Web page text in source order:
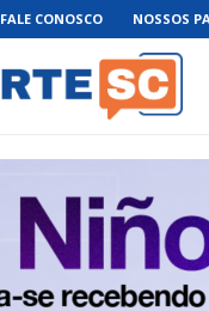
FALE CONOSCO NOSSOS